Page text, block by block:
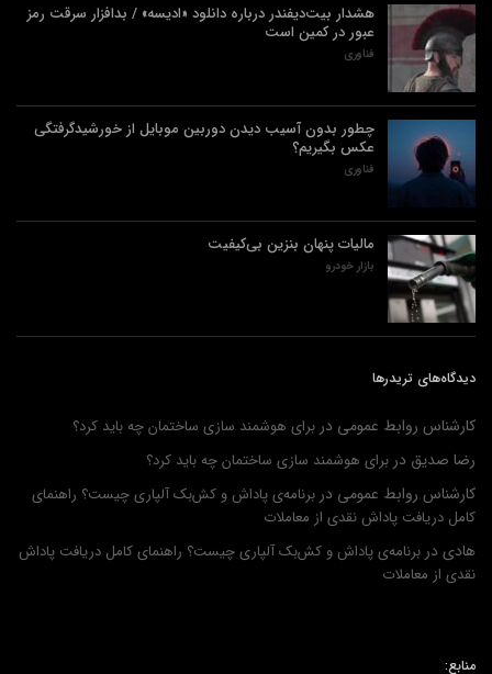
هشدار بیت‌دیفندر درباره دانلود «ادیسه» / بدافزار سرقت رمز
عبور در کمین است
فناوری
چطور بدون آسیب دیدن دوربین موبایل از خورشیدگرفتگی
عکس بگیریم؟
فناوری
مالیات پنهان بنزین بی‌کیفیت
بازار خودرو
دیدگاه‌های تریدرها
کارشناس روابط عمومی در برای هوشمند سازی ساختمان چه باید کرد؟
رضا صدیق در برای هوشمند سازی ساختمان چه باید کرد؟
کارشناس روابط عمومی در برنامه‌ی پاداش و کش‌بک آلپاری چیست؟ راهنمای
کامل دریافت پاداش نقدی از معاملات
هادی در برنامه‌ی پاداش و کش‌بک آلپاری چیست؟ راهنمای کامل دریافت پاداش
نقدی از معاملات
منابع: